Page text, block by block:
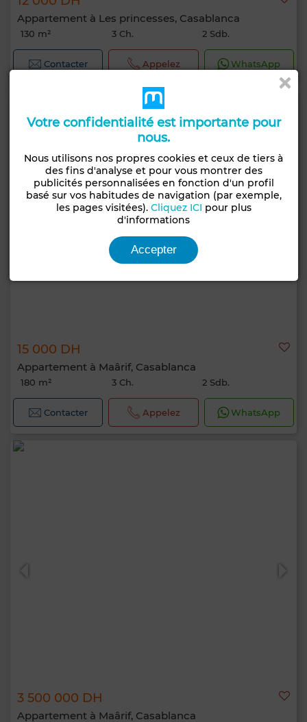
Appartement à Les princesses, Casablanca
130 m² 3 Ch. 2 Sdb.
Contacter Appelez WhatsApp
15 000 DH
Appartement à Maârif, Casablanca
180 m² 3 Ch. 2 Sdb.
Contacter Appelez WhatsApp
3 500 000 DH
Appartement à Maârif, Casablanca
Votre confidentialité est importante pour
nous.
Nous utilisons nos propres cookies et ceux de tiers à
des fins d'analyse et pour vous montrer des
publicités personnalisées en fonction d'un profil
basé sur vos habitudes de navigation (par exemple,
les pages visitées). Cliquez ICI pour plus
d'informations
Accepter